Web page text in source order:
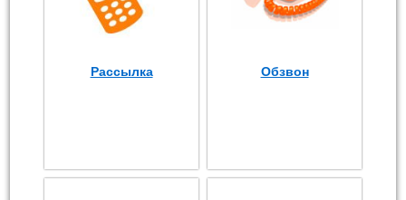
Рассылка Обзвон